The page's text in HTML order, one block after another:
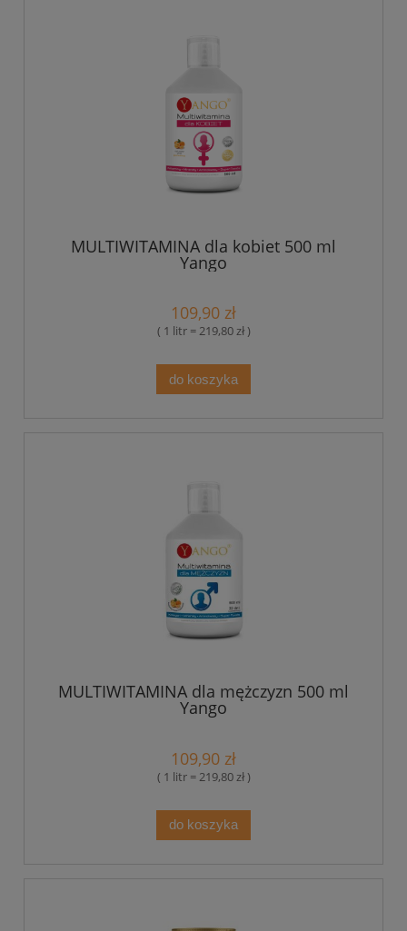
MULTIWITAMINA dla kobiet 500 ml
Yango
109,90 zł
( 1 litr = 219,80 zł )
do koszyka
MULTIWITAMINA dla mężczyzn 500 ml
Yango
109,90 zł
( 1 litr = 219,80 zł )
do koszyka